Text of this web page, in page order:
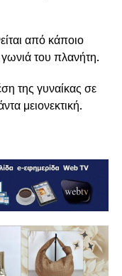
από κάποιο
γωνιά του πλανήτη.
της γυναίκας σε
μειονεκτική.